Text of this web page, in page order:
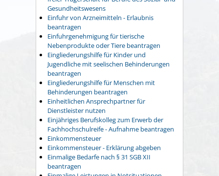
Gesundheitswesens
Einfuhr von Arzneimitteln - Erlaubnis
beantragen
Einfuhrgenehmigung für tierische
Nebenprodukte oder Tiere beantragen
Eingliederungshilfe für Kinder und
Jugendliche mit seelischen Behinderungen
beantragen
Eingliederungshilfe für Menschen mit
Behinderungen beantragen
Einheitlichen Ansprechpartner für
Dienstleister nutzen
Einjähriges Berufskolleg zum Erwerb der
Fachhochschulreife - Aufnahme beantragen
Einkommensteuer
Einkommensteuer - Erklärung abgeben
Einmalige Bedarfe nach § 31 SGB XII
beantragen